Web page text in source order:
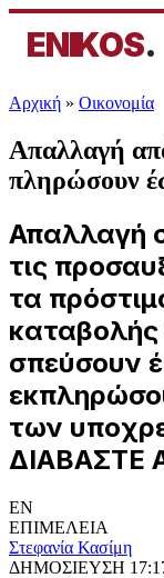
ENIKOS.
Αρχική » Oικονομία
Απαλλαγή
πληρώσουν
Απαλλαγή
τις
τα
καταβολής
σπεύσουν
των
ΔΙΑΒΑΣΤΕ
EN
ΕΠΙΜΕΛΕΙΑ
Στεφανία Κασίμη
ΔΗΜΟΣΙΕΥΣΗ